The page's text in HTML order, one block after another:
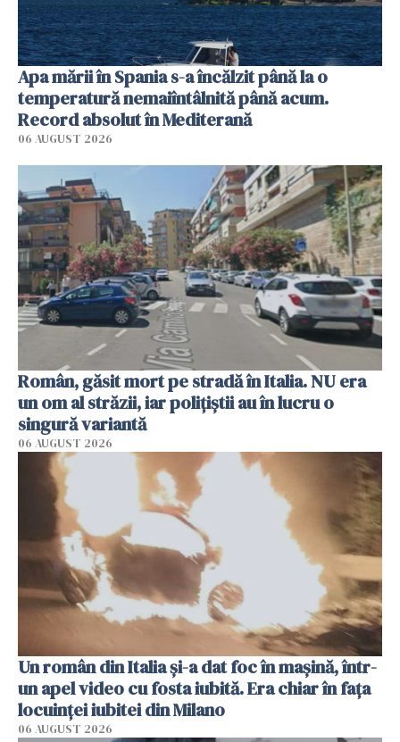
Apa mării în Spania s-a încălzit până la o
temperatură nemaiîntâlnită până acum.
Record absolut în Mediterană
06 AUGUST 2026
Român, găsit mort pe stradă în Italia. NU era
un om al străzii, iar polițiștii au în lucru o
singură variantă
06 AUGUST 2026
Un român din Italia și-a dat foc în mașină, într-
un apel video cu fosta iubită. Era chiar în fața
locuinței iubitei din Milano
06 AUGUST 2026